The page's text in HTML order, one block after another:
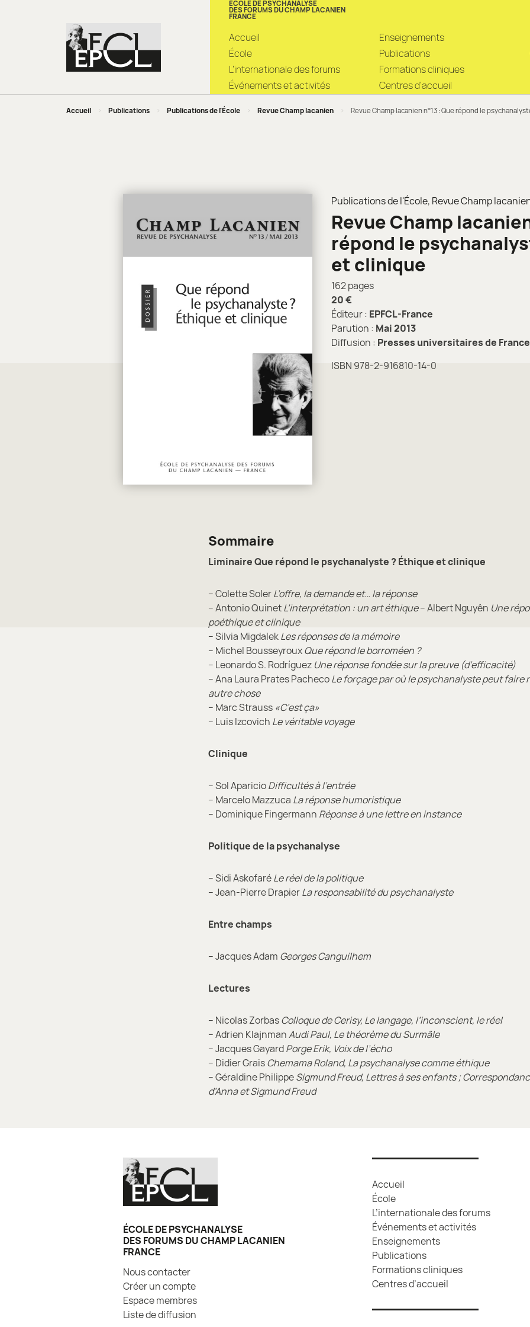
ÉCOLE DE PSYCHANALYSE
DES FORUMS DU CHAMP LACANIEN
FRANCE
Accueil
École
L’internationale des forums
Événements et activités
Enseignements
Publications
Formations cliniques
Centres d’accueil
Accueil > Publications > Publications de l'École > Revue Champ lacanien > Revue Champ lacanien n°13 : Que répond le
Publications de l'École, Revue Champ
Revue Champ
répond le
et clinique
162 pages
20 €
Éditeur : EPFCL-France
Parution : Mai 2013
Diffusion : Presses universitaires de France
ISBN 978-2-916810-14-0
Sommaire
LiminaireQue répond le psychanalyste ? Éthique et clinique
– Colette SolerL’offre, la demande et… la réponse
– Antonio QuinetL’interprétation : un art éthique– Albert Nguyên Une
poéthique et clinique
– Silvia MigdalekLes réponses de la mémoire
– Michel BousseyrouxQue répond le borroméen ?
– Leonardo S. Rodríguez Une réponse fondée sur la preuve (d’efficacité)
– Ana Laura Prates PachecoLe forçage par où le psychanalyste peut faire
autre chose
– Marc Strauss «C’est ça»
– Luis Izcovich Le véritable voyage
Clinique
– Sol AparicioDifficultés à l’entrée
– Marcelo Mazzuca La réponse humoristique
– Dominique Fingermann Réponse à une lettre en instance
Politique de la psychanalyse
– Sidi AskofaréLe réel de la politique
– Jean-Pierre DrapierLa responsabilité du psychanalyste
Entre champs
– Jacques Adam Georges Canguilhem
Lectures
– Nicolas ZorbasColloque de Cerisy, Le langage, l’inconscient, le réel
– Adrien KlajnmanAudi Paul, Le théorème du Surmâle
– Jacques GayardPorge Erik, Voix de l’écho
– Didier GraisChemama Roland, La psychanalyse comme éthique
– Géraldine PhilippeSigmund Freud, Lettres à ses enfants ;
d’Anna et Sigmund Freud
ÉCOLE DE PSYCHANALYSE
DES FORUMS DU CHAMP LACANIEN
FRANCE
Nous contacter
Créer un compte
Espace membres
Liste de diffusion
Accueil
École
L’internationale des forums
Événements et activités
Enseignements
Publications
Formations cliniques
Centres d’accueil